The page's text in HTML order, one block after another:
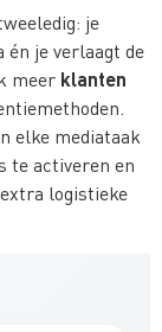
je
je verlaagt de
meer klanten
elke mediataak
te activeren en
logistieke